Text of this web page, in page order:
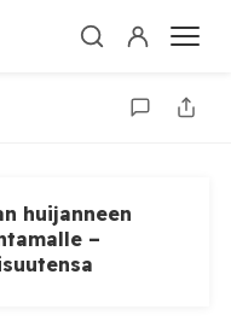
huijanneen
–